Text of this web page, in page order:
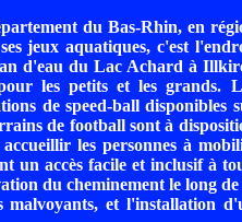
du Bas-Rhin, en
jeux aquatiques, c'est
d'eau du Lac Achard à
les petits et les grands.
de speed-ball disponibles
de football sont à
les personnes à
un accès facile et inclusif à
du cheminement le long
malvoyants, et l'installation